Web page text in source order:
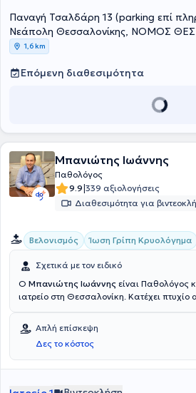
Αθηροσκλήρωσης.
Παναγή Τσαλδάρη 13 (parking επί
Νεάπολη Θεσσαλονίκης, ΝΟΜΟΣ
1,6 km
Επόμενη διαθεσιμότητα
Μπανιώτης Ιωάννης
Παθολόγος
9.9|339 αξιολογήσεις
Διαθεσιμότητα για
Βελονισμός Ίωση Γρίπη Κρυολόγημα
Σχετικά με τον ειδικό
Ο Μπανιώτης Ιωάννης είναι Παθολόγος
ιατρείο στη Θεσσαλονίκη. Κατέχει πτυχίο
Παθολογία στο Γενικό Νοσοκομείο
Νοσοκομείο Θεσσαλονίκης "Ο Άγιος
από διετή εκπαίδευση, απέκτησε
βελονισμό, ενώ έχει μετεκπαιδευτεί στο
Sciences. Από το 2007 έως το 2013
Απλή επίσκεψη
Δες το κόστος